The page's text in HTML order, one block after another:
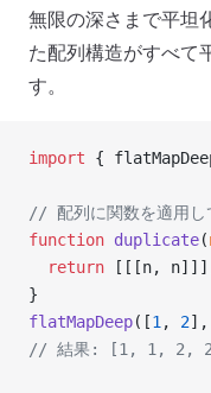
無限の深さまで平坦
た配列構造がすべて
す。
import {
// 配列に関数を適用し
function duplicate(
  return
[[[n,
}
flatMapDeep([1 , 2],
// 結果: [1, 1, 2,